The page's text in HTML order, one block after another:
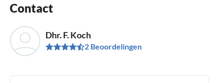
Contact
Dhr. F. Koch
2 Beoordelingen